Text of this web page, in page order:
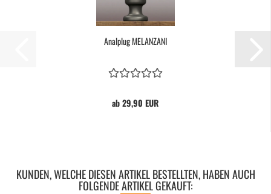
Analp­lug ME­LAN­ZA­NI
ab 29,90 EUR
KUNDEN, WELCHE DIESEN ARTIKEL BESTELLTEN, HABEN AUCH
FOLGENDE ARTIKEL GEKAUFT: